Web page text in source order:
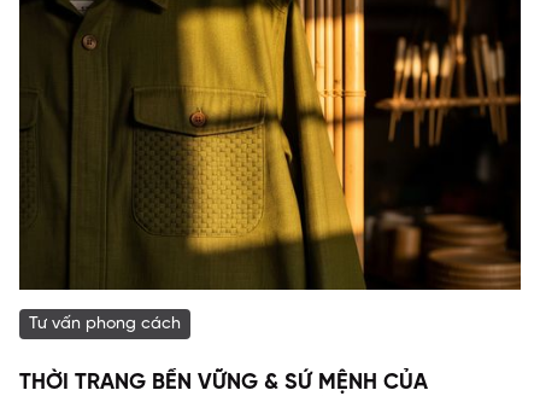
Tư vấn phong cách
THỜI TRANG BỀN VỮNG & SỨ MỆNH CỦA